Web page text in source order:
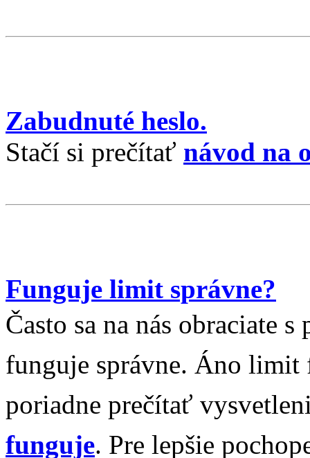
Zabudnuté heslo.
Stačí si prečítať návod na
Funguje limit správne?
Často sa na nás obraciate
funguje správne. Áno limit
poriadne prečítať
funguje. Pre lepšie